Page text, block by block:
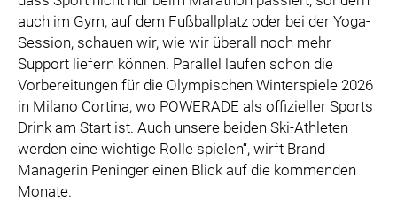
auch im Gym, auf dem Fußballplatz oder bei der Yoga-
Session, schauen wir, wie wir überall noch mehr
Support liefern können. Parallel laufen schon die
Vorbereitungen für die Olympischen Winterspiele 2026
in Milano Cortina, wo POWERADE als offizieller Sports
Drink am Start ist. Auch unsere beiden Ski-Athleten
werden eine wichtige Rolle spielen“, wirft Brand
Managerin Peninger einen Blick auf die kommenden
Monate.